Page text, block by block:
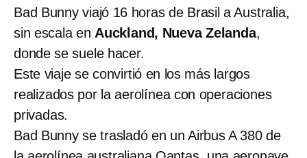
Bad Bunny viajó 16 horas de Brasil a Australia,
sin escala en Auckland, Nueva Zelanda,
donde se suele hacer.
Este viaje se convirtió en los más largos
realizados por la aerolínea con operaciones
privadas.
Bad Bunny se trasladó en un Airbus A 380 de